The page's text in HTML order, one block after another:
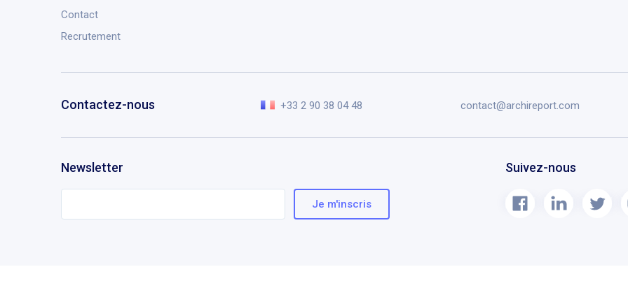
Contact
Recrutement
Contactez-nous +33 2 90 38 04 48 contact@archireport.com
Newsletter Suivez-nous